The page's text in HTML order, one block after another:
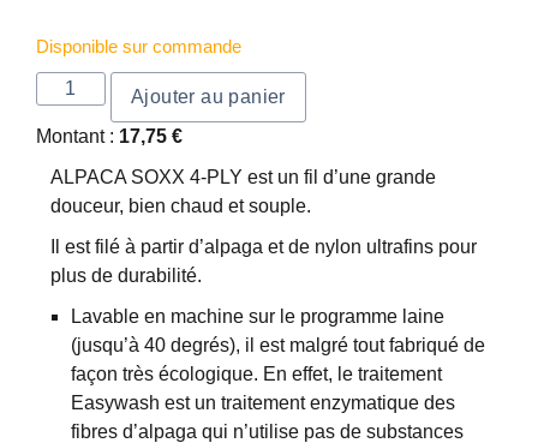
Disponible sur commande
Ajouter au panier
Montant : 17,75 €
ALPACA SOXX 4-PLY est un fil d’une grande
douceur, bien chaud et souple.
Il est filé à partir d’alpaga et de nylon ultrafins pour
plus de durabilité.
Lavable en machine sur le programme laine
(jusqu’à 40 degrés), il est malgré tout fabriqué de
façon très écologique. En effet, le traitement
Easywash est un traitement enzymatique des
fibres d’alpaga qui n’utilise pas de substances